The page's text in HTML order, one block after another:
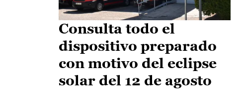
Consulta todo el
dispositivo preparado
con motivo del eclipse
solar del 12 de agosto